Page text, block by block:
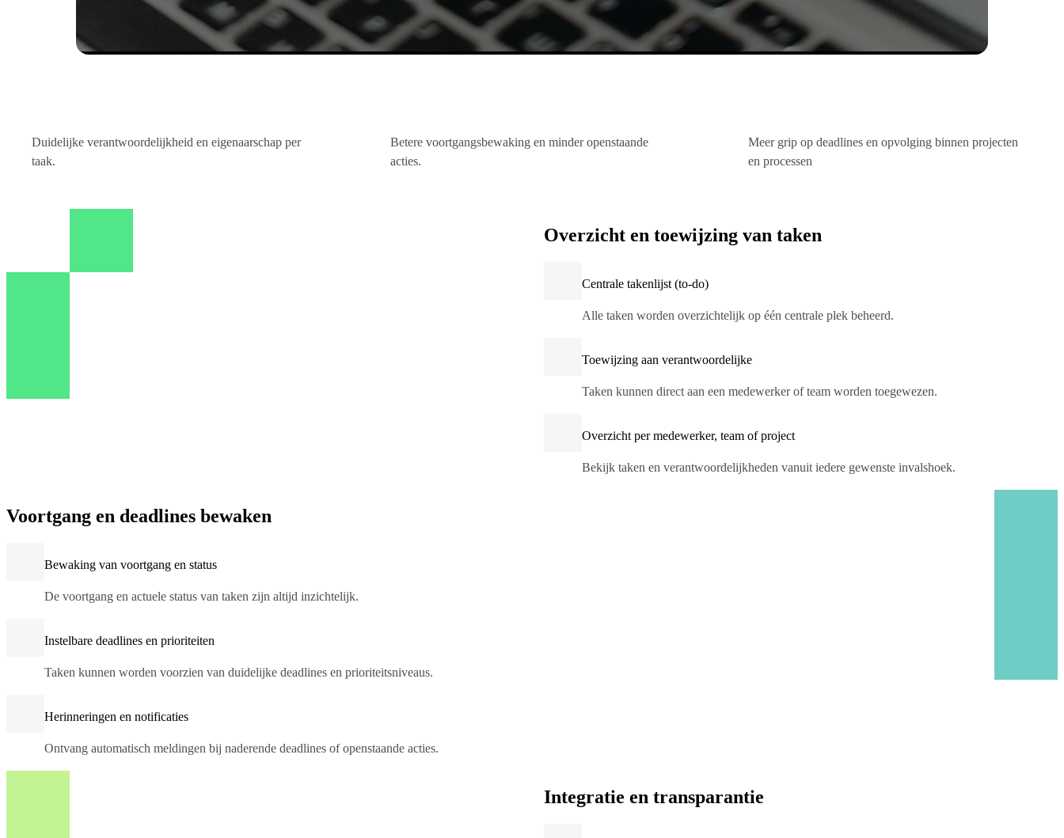
Duidelijke verantwoordelijkheid en eigenaarschap per
taak.
Betere voortgangsbewaking en minder openstaande
acties.
Meer grip op deadlines en opvolging binnen projecten
en processen
Overzicht en toewijzing van taken
Centrale takenlijst (to-do)
Alle taken worden overzichtelijk op één centrale plek beheerd.
Toewijzing aan verantwoordelijke
Taken kunnen direct aan een medewerker of team worden toegewezen.
Overzicht per medewerker, team of project
Bekijk taken en verantwoordelijkheden vanuit iedere gewenste invalshoek.
Voortgang en deadlines bewaken
Bewaking van voortgang en status
De voortgang en actuele status van taken zijn altijd inzichtelijk.
Instelbare deadlines en prioriteiten
Taken kunnen worden voorzien van duidelijke deadlines en prioriteitsniveaus.
Herinneringen en notificaties
Ontvang automatisch meldingen bij naderende deadlines of openstaande acties.
Integratie en transparantie